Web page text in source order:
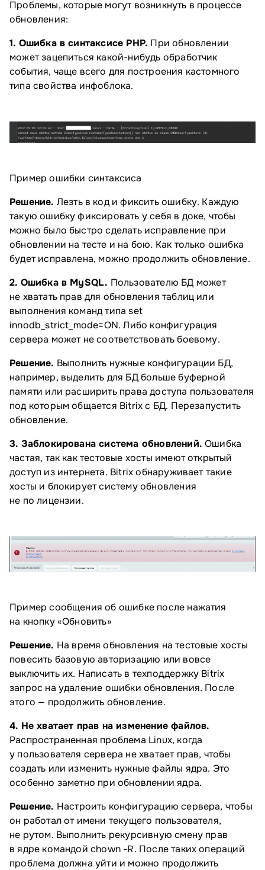
Проблемы, которые могут возникнуть в процессе
обновления:
1. Ошибка в синтаксисе PHP. При обновлении
может зацепиться какой-нибудь обработчик
события, чаще всего для построения кастомного
типа свойства инфоблока.
Пример ошибки синтаксиса
Решение. Лезть в код и фиксить ошибку. Каждую
такую ошибку фиксировать у себя в доке, чтобы
можно было быстро сделать исправление при
обновлении на тесте и на бою. Как только ошибка
будет исправлена, можно продолжить обновление.
2. Ошибка в MySQL. Пользователю БД может
не хватать прав для обновления таблиц или
выполнения команд типа set
innodb_strict_mode=ON. Либо конфигурация
сервера может не соответствовать боевому.
Решение. Выполнить нужные конфигурации БД,
например, выделить для БД больше буферной
памяти или расширить права доступа пользователя
под которым общается Bitrix с БД. Перезапустить
обновление.
3. Заблокирована система обновлений. Ошибка
частая, так как тестовые хосты имеют открытый
доступ из интернета. Bitrix обнаруживает такие
хосты и блокирует систему обновления
не по лицензии.
Пример сообщения об ошибке после нажатия
на кнопку «Обновить»
Решение. На время обновления на тестовые хосты
повесить базовую авторизацию или вовсе
выключить их. Написать в техподдержку Bitrix
запрос на удаление ошибки обновления. После
этого — продолжить обновление.
4. Не хватает прав на изменение файлов.
Распространенная проблема Linux, когда
у пользователя сервера не хватает прав, чтобы
создать или изменить нужные файлы ядра. Это
особенно заметно при обновлении ядра.
Решение. Настроить конфигурацию сервера, чтобы
он работал от имени текущего пользователя,
не рутом. Выполнить рекурсивную смену прав
в ядре командой chown -R. После таких операций
проблема должна уйти и можно продолжить